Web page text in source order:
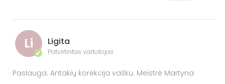
Li
✔
Ligita
Patvirtintas vartotojas
Paslauga: Antakių korekcija vašku. Meistrė Martyna